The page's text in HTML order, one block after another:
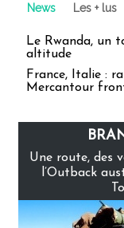
News Les + lus
Le Rwanda, un
altitude
France, Italie :
Mercantour
Une route, des
l’Outback